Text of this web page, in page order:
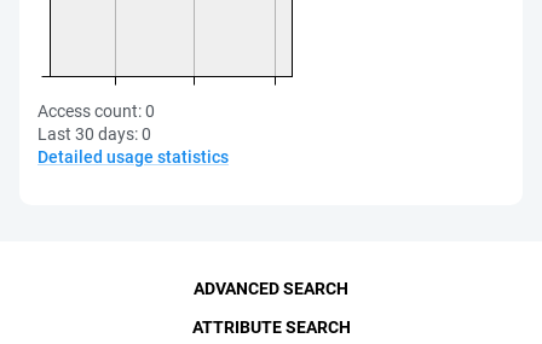
Access count:0
Last 30 days:0
Detailed usage statistics
ADVANCED SEARCH
ATTRIBUTE SEARCH